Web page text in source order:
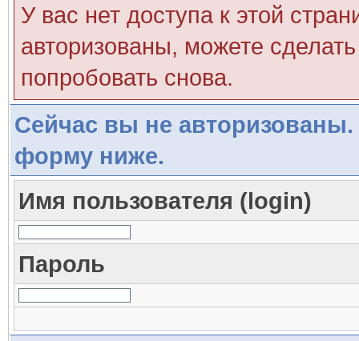
У вас нет доступа к этой
авторизованы, можете
попробовать снова.
Сейчас вы не авторизованы.
форму ниже.
Имя пользователя (login)
Пароль